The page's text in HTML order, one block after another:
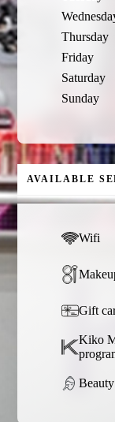
Thursday
Friday
Saturday
Sunday
AVAILABLE
Wifi
Gift
Kiko